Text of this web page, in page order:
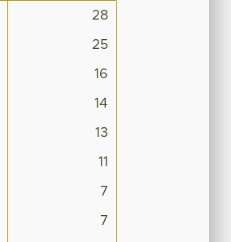
28
25
16
14
13
11
7
7